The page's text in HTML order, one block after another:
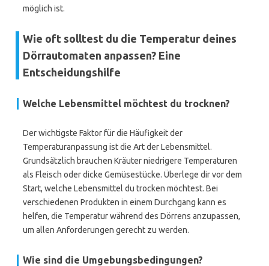
möglich ist.
Wie oft solltest du die Temperatur deines
Dörrautomaten anpassen? Eine
Entscheidungshilfe
Welche Lebensmittel möchtest du trocknen?
Der wichtigste Faktor für die Häufigkeit der
Temperaturanpassung ist die Art der Lebensmittel.
Grundsätzlich brauchen Kräuter niedrigere Temperaturen
als Fleisch oder dicke Gemüsestücke. Überlege dir vor dem
Start, welche Lebensmittel du trocken möchtest. Bei
verschiedenen Produkten in einem Durchgang kann es
helfen, die Temperatur während des Dörrens anzupassen,
um allen Anforderungen gerecht zu werden.
Wie sind die Umgebungsbedingungen?